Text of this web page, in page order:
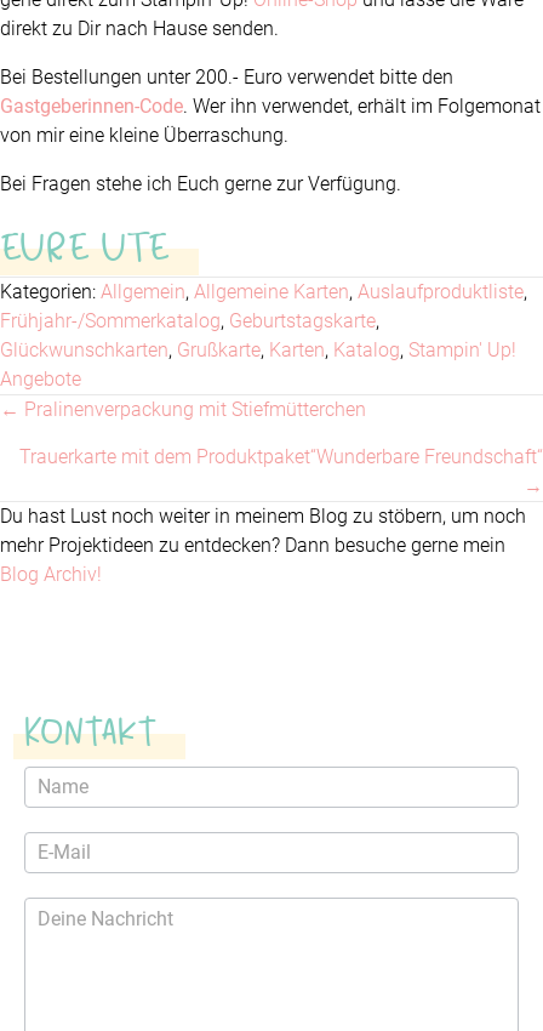
direkt zu Dir nach Hause senden.
Bei Bestellungen unter 200.- Euro verwendet bitte den
Gastgeberinnen-Code. Wer ihn verwendet, erhält im Folgemonat
von mir eine kleine Überraschung.
Bei Fragen stehe ich Euch gerne zur Verfügung.
EURE UTE
Kategorien: Allgemein, Allgemeine Karten, Auslaufproduktliste,
Frühjahr-/Sommerkatalog, Geburtstagskarte,
Glückwunschkarten, Grußkarte, Karten, Katalog, Stampin' Up!
Angebote
Posts
navigation
← Pralinenverpackung mit Stiefmütterchen
Trauerkarte mit dem Produktpaket“Wunderbare Freundschaft“
→
Du hast Lust noch weiter in meinem Blog zu stöbern, um noch
mehr Projektideen zu entdecken? Dann besuche gerne mein
Blog Archiv!
Kontakt
Kontaktformular